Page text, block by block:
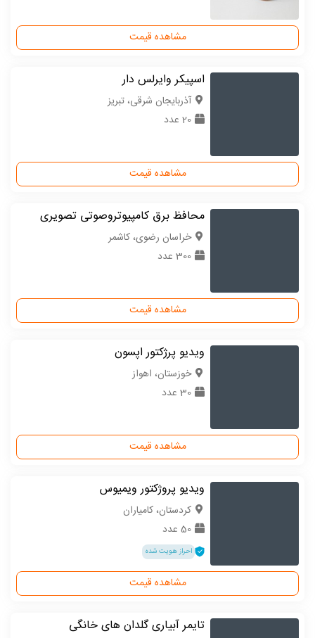
مشاهده قیمت
اسپیکر وایرلس دار
آذربایجان شرقی، تبریز
20 عدد
مشاهده قیمت
محافظ برق کامپیوتروصوتی تصویری
خراسان رضوی، کاشمر
300 عدد
مشاهده قیمت
ویدیو پرژکتور اپسون
خوزستان، اهواز
30 عدد
مشاهده قیمت
ویدیو پروژکتور ویمیوس
كردستان، کامیاران
50 عدد
احراز هویت شده
مشاهده قیمت
تایمر آبیاری گلدان های خانگی